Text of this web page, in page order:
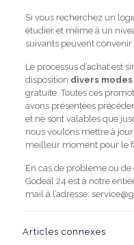
Si vous recherchez un
étudier et même à un
suivants peuvent
Le processus d’achat est
disposition divers
gratuite. Toutes ces
avons présentées
et ne sont valables que
nous voulons mettre à
meilleur moment pour le
En cas de problème ou
Godeal 24 est à notre
mail à l’adresse:
Articles connexes